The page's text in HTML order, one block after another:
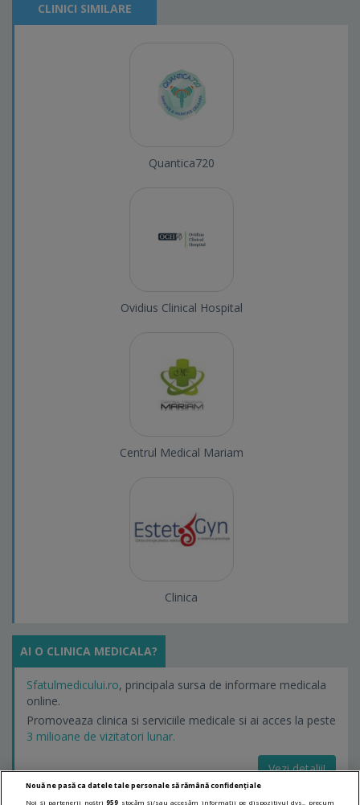
CLINICI SIMILARE
Quantica720
Ovidius Clinical Hospital
Centrul Medical Mariam
Clinica
AI O CLINICA MEDICALA?
Sfatulmedicului.ro, principala sursa de informare medicala
online.
Promoveaza clinica si serviciile medicale si ai acces la peste
3 milioane de vizitatori lunar.
Vezi detalii!
Nouă ne pasă ca datele tale personale să rămână confidențiale
Noi și partenerii noștri959 stocăm și/sau accesăm informații pe dispozitivul dvs., precum